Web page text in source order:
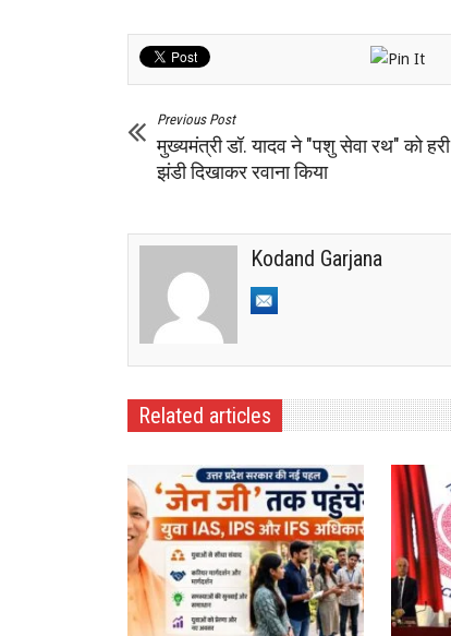
Previous Post
मुख्यमंत्री डॉ. यादव ने "पशु सेवा रथ" को हरी
झंडी दिखाकर रवाना किया
Kodand Garjana
Related articles